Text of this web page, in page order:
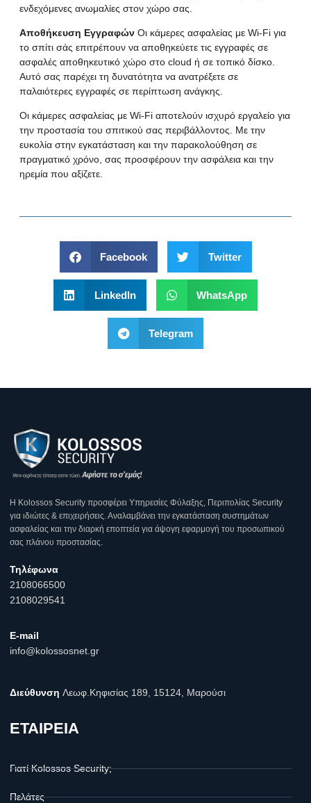
ενδεχόμενες ανωμαλίες στον χώρο σας.
Αποθήκευση Εγγραφών Οι κάμερες ασφαλείας με Wi-Fi για
το σπίτι σάς επιτρέπουν να αποθηκεύετε τις εγγραφές σε
ασφαλές αποθηκευτικό χώρο στο cloud ή σε τοπικό δίσκο.
Αυτό σας παρέχει τη δυνατότητα να ανατρέξετε σε
παλαιότερες εγγραφές σε περίπτωση ανάγκης.
Οι κάμερες ασφαλείας με Wi-Fi αποτελούν ισχυρό εργαλείο για
την προστασία του σπιτικού σας περιβάλλοντος. Με την
ευκολία στην εγκατάσταση και την παρακολούθηση σε
πραγματικό χρόνο, σας προσφέρουν την ασφάλεια και την
ηρεμία που αξίζετε.
Facebook Twitter
LinkedIn WhatsApp
Telegram
Η Κοlossos Security προσφέρει Υπηρεσίες Φύλαξης, Περιπολίας Security
για ιδιώτες & επιχειρήσεις. Αναλαμβάνει την εγκατάσταση συστημάτων
ασφαλείας και την διαρκή εποπτεία για άψογη εφαρμογή του προσωπικού
σας πλάνου προστασίας.
Τηλέφωνα
2108066500
2108029541
E-mail
info@kolossosnet.gr
Διεύθυνση Λεωφ.Κηφισίας 189, 15124, Μαρούσι
ΕΤΑΙΡΕΙΑ
Γιατί Kolossos Security;
Πελάτες